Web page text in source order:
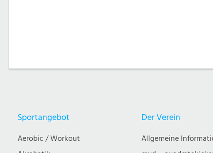
Sportangebot
Aerobic / Workout
Der Verein
Allgemeine